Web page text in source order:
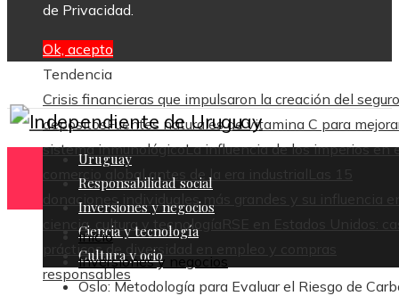
de Privacidad.
Ok, acepto
Tendencia
Crisis financieras que impulsaron la creación del
depósitosFuentes naturales de vitamina C para
sistema inmunológicoLa influencia de los imperios en
comercio global antes de la era industrial
Las 15
donaciones individuales más grandes y su influencia
ciencia, cultura y tecnología
RSE en Estados Unidos:
prácticos de diversidad en empleo y compras
responsables
Uruguay
Responsabilidad social
Inversiones y negocios
Ciencia y tecnología
Cultura y ocio
Inicio
Inversiones y negocios
Oslo: Metodología para Evaluar el Riesgo de